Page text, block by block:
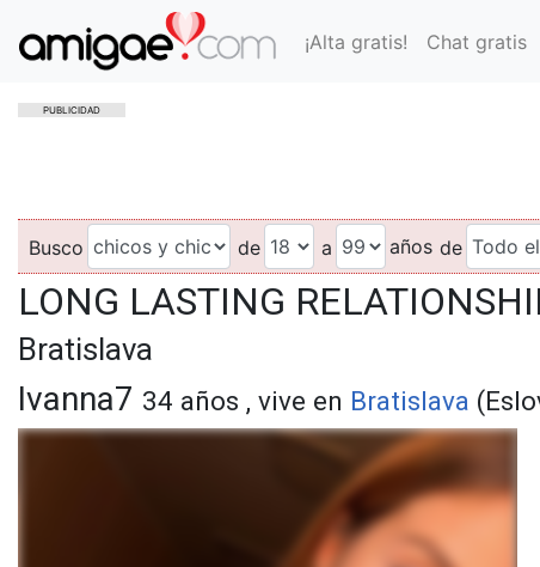
¡Alta gratis! Chat gratis
PUBLICIDAD
Busco de a años de
LONG LASTING
Bratislava
Ivanna7 34 años , vive en Bratislava